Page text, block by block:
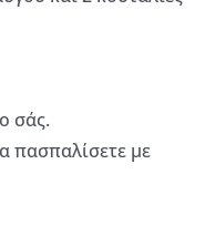
σάς.
πασπαλίσετε με